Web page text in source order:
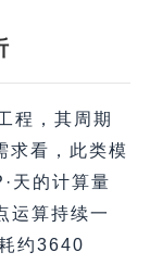
程，其周期
求看，此类模
天的计算量
运算持续一
约3640